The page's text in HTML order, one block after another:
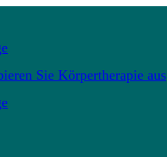
Sie Körpertherapie aus